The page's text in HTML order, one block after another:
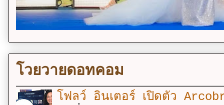
โวยวายดอทคอม
โฟลว์ อินเตอร์ เปิดตัว